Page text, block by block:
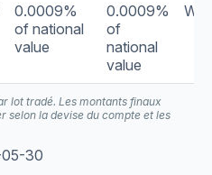
0.0009%
of national
value
0.0009%
of
national
value
lot tradé. Les montants finaux
selon la devise du compte et les
05-30